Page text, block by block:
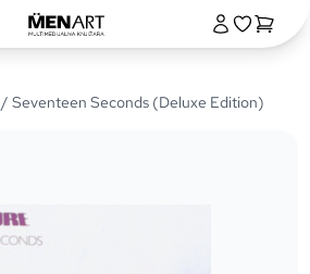
/ Seventeen Seconds (Deluxe Edition)